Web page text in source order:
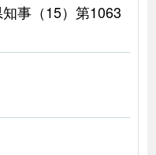
事（15）第1063